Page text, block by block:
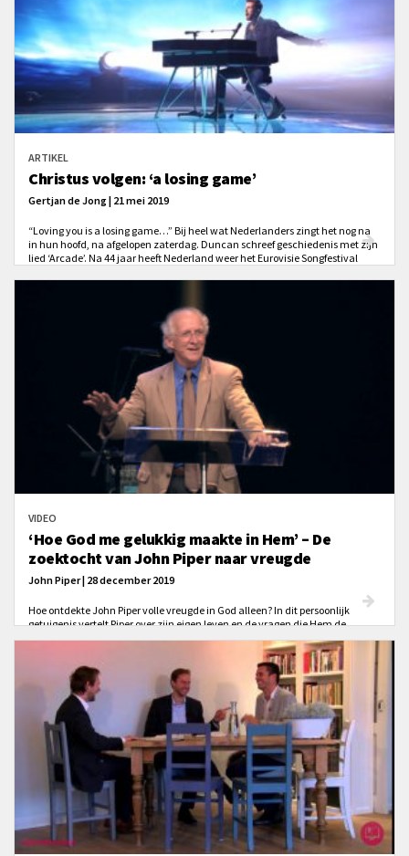
ARTIKEL
Christus volgen: ‘a losing game’
Gertjan de Jong | 21 mei 2019
“Loving you is a losing game…” Bij heel wat Nederlanders zingt het nog na
in hun hoofd, na afgelopen zaterdag. Duncan schreef geschiedenis met zijn
lied ‘Arcade’. Na 44 jaar heeft Nederland weer het Eurovisie Songfestival
VIDEO
‘Hoe God me gelukkig maakte in Hem’ – De
zoektocht van John Piper naar vreugde
John Piper | 28 december 2019
Hoe ontdekte John Piper volle vreugde in God alleen? In dit persoonlijk
getuigenis vertelt Piper over zijn eigen leven en de vragen die Hem de
gelukkig in God?' Een zoektocht naar vreugde in Hem.